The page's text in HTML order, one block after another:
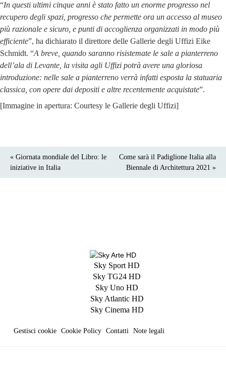
“In questi ultimi cinque anni è stato fatto un enorme progresso nel
recupero degli spazi, progresso che permette ora un accesso al museo
più razionale e sicuro, e punti di accoglienza organizzati in modo più
efficiente”, ha dichiarato il direttore delle Gallerie degli Uffizi Eike
Schmidt. “A breve, quando saranno risistemate le sale a pianterreno
dell’ala di Levante, la visita agli Uffizi potrà avere una gloriosa
introduzione: nelle sale a pianterreno verrà infatti esposta la statuaria
classica, con opere dai depositi e altre recentemente acquistate”.
[Immagine in apertura: Courtesy le Gallerie degli Uffizi]
« Giornata mondiale del Libro: le
iniziative in Italia
Come sarà il Padiglione Italia alla
Biennale di Architettura 2021 »
Sky Sport HD
Sky TG24 HD
Sky Uno HD
Sky Atlantic HD
Sky Cinema HD
Gestisci cookie Cookie Policy Contatti Note legali